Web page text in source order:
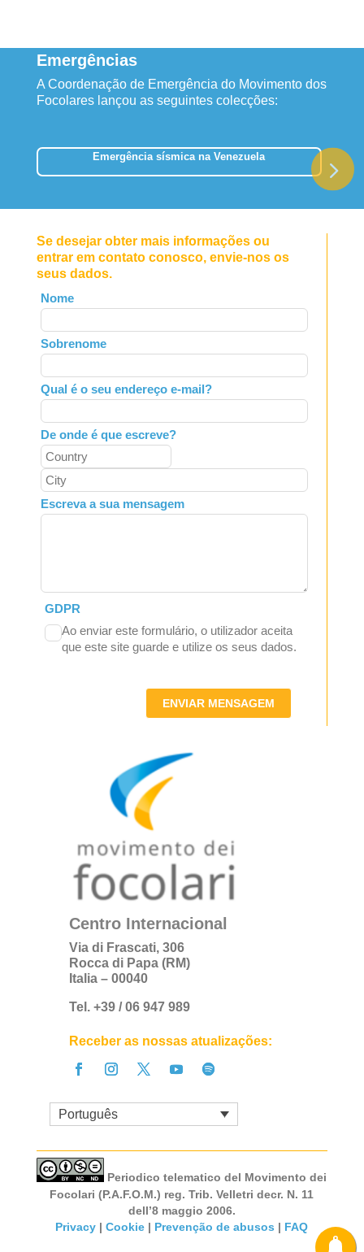
Emergências
A Coordenação de Emergência do Movimento dos
Focolares lançou as seguintes colecções:
Emergência sísmica na Venezuela
Se desejar obter mais informações ou
entrar em contato conosco, envie-nos os
seus dados.
Leave
this
field
blank
Nome
Sobrenome
Qual é o seu endereço e-mail?
De onde é que escreve?
Escreva a sua mensagem
GDPR
Ao enviar este formulário, o utilizador aceita
que este site guarde e utilize os seus dados.
ENVIAR MENSAGEM
Centro Internacional
Via di Frascati, 306
Rocca di Papa (RM)
Italia – 00040
Tel. +39 / 06 947 989
Receber as nossas atualizações:
Português
Periodico telematico del Movimento dei
Focolari (P.A.F.O.M.) reg. Trib. Velletri decr. N. 11
dell’8 maggio 2006.
Privacy |Cookie | Prevenção de abusos | FAQ